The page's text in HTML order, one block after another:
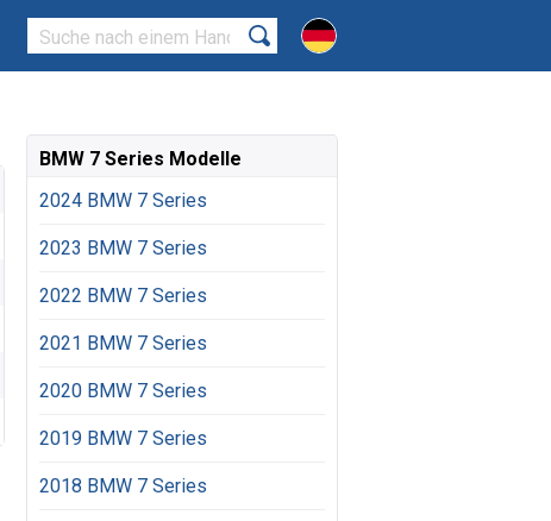
BMW 7 Series Modelle
2024 BMW 7 Series
2023 BMW 7 Series
2022 BMW 7 Series
2021 BMW 7 Series
2020 BMW 7 Series
2019 BMW 7 Series
2018 BMW 7 Series